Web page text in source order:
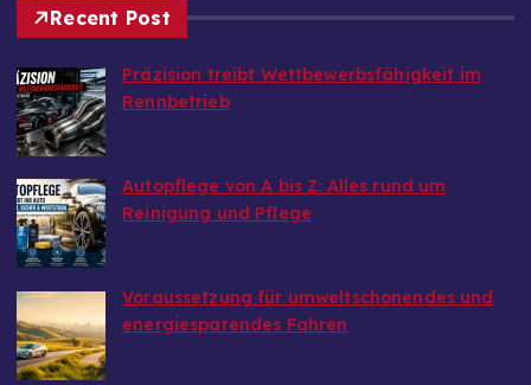
Recent Post
Präzision treibt Wettbewerbsfähigkeit im
Rennbetrieb
Autopflege von A bis Z: Alles rund um
Reinigung und Pflege
Voraussetzung für umweltschonendes und
energiesparendes Fahren